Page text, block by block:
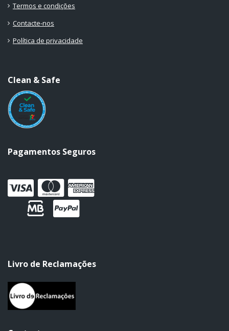
Termos e condições
Contacte-nos
Política de privacidade
Clean & Safe
Pagamentos Seguros
Livro de Reclamações